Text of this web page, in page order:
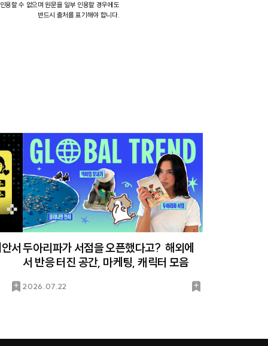
용할 수 없으며 원문을 일부 인용할 경우에도
반드시 출처를 표기해야 합니다.
북
서
2026.07.22
북
두아리파가 서점을 오픈했다고? 해외에
서 반응 터진 공간, 마케팅, 캐릭터 모음